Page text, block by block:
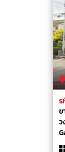
ร
ข
ว